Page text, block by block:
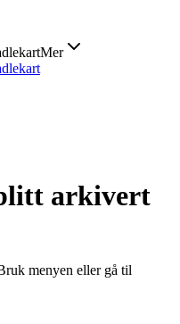
Mer
arkivert
menyen eller gå til